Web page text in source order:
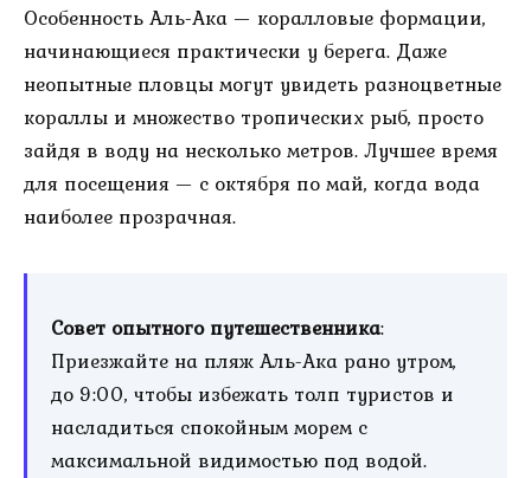
Особенность Аль-Ака — коралловые формации,
начинающиеся практически у берега. Даже
неопытные пловцы могут увидеть разноцветные
кораллы и множество тропических рыб, просто
зайдя в воду на несколько метров. Лучшее время
для посещения — с октября по май, когда вода
наиболее прозрачная.
Совет опытного путешественника:
Приезжайте на пляж Аль-Ака рано утром,
до 9:00, чтобы избежать толп туристов и
насладиться спокойным морем с
максимальной видимостью под водой.